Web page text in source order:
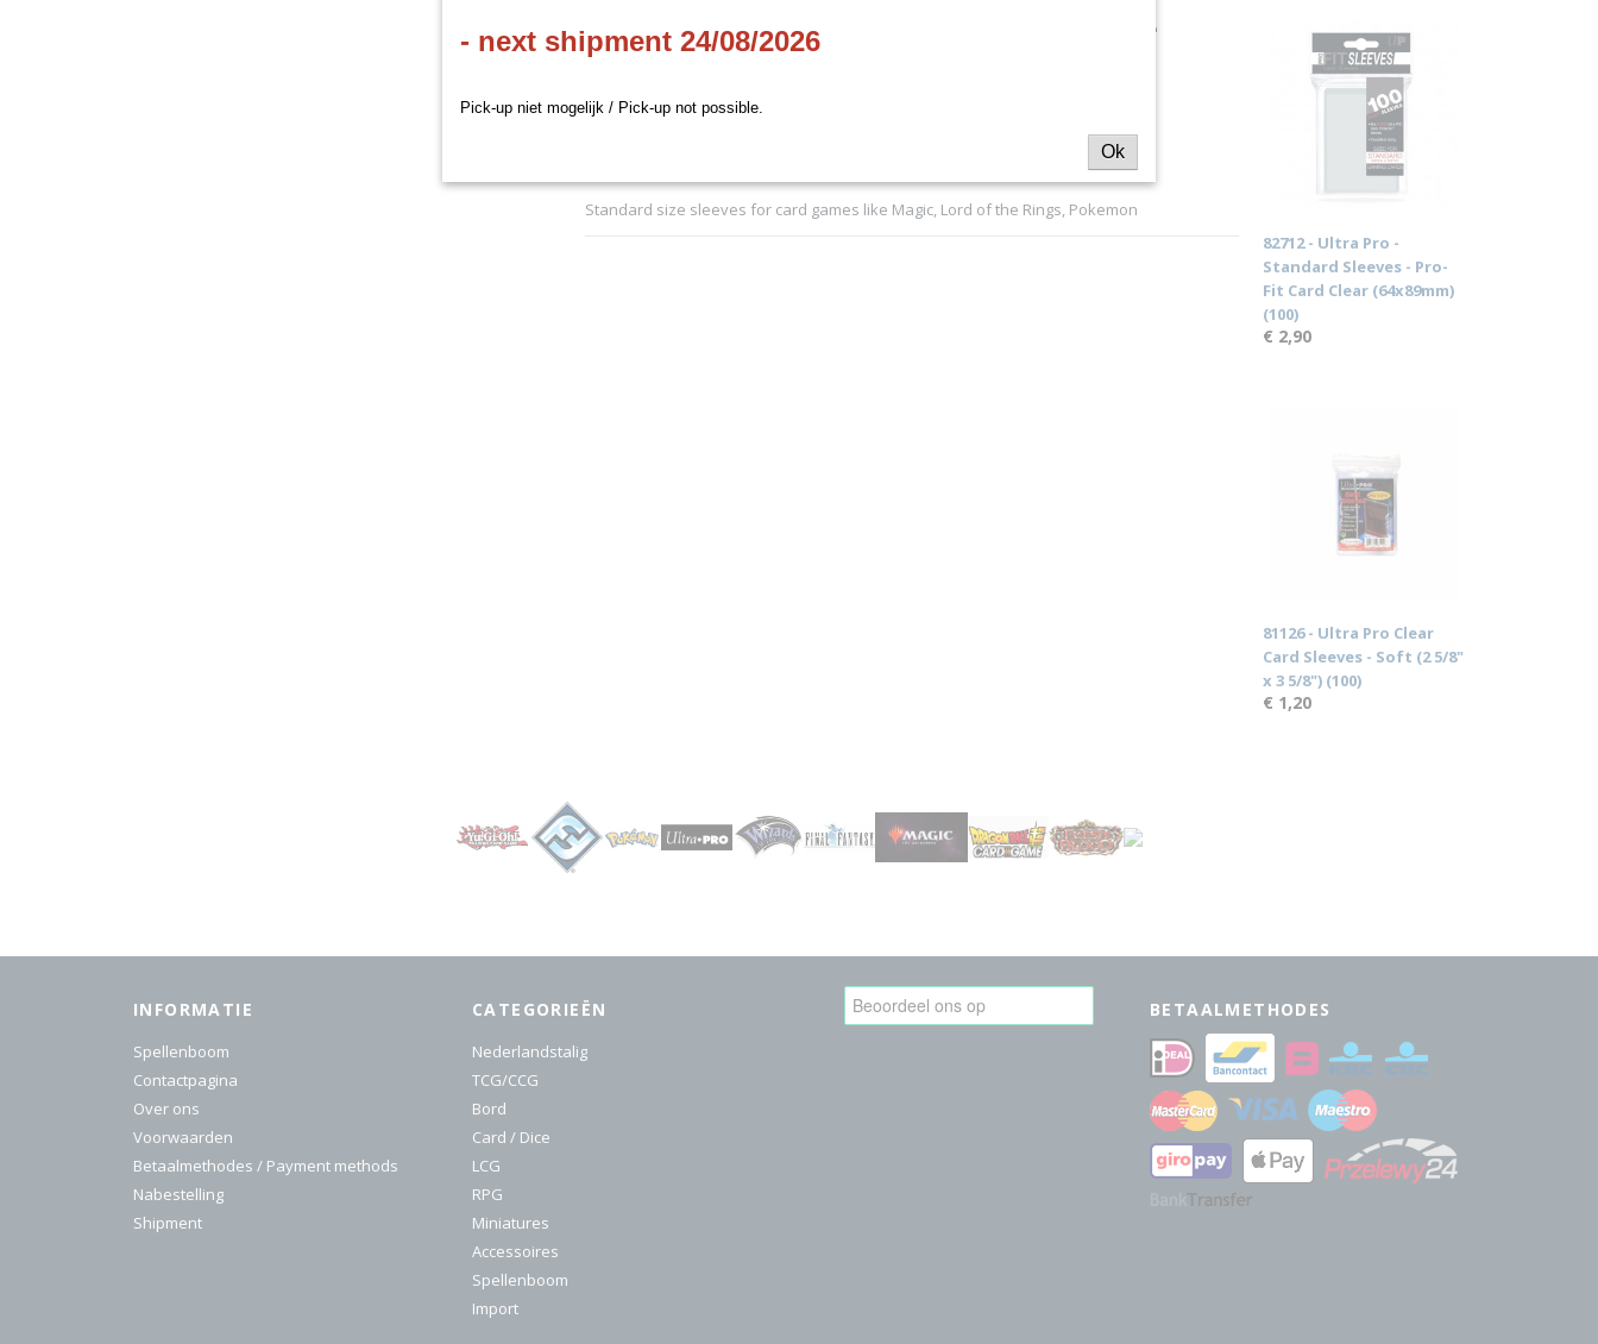
Dragon Shield Standard Sleeves -
Standard size sleeves for card games like Magic, Lord of the Rings, Pokemon
82712 - Ultra Pro -
Standard Sleeves - Pro-
Fit Card Clear (64x89mm)
(100)
€ 2,90
81126 - Ultra Pro Clear
Card Sleeves - Soft (2 5/8"
x 3 5/8") (100)
€ 1,20
INFORMATIE
Spellenboom
Contactpagina
Over ons
Voorwaarden
Betaalmethodes / Payment methods
Nabestelling
Shipment
CATEGORIEËN
Nederlandstalig
TCG/CCG
Bord
Card / Dice
LCG
RPG
Miniatures
Accessoires
Spellenboom
Import
BETAALMETHODES
- next shipment 24/08/2026
Pick-up niet mogelijk / Pick-up not possible.
Ok